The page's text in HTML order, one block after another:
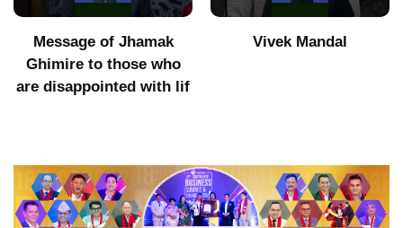
Message of Jhamak
Ghimire to those who
are disappointed with lif
Vivek Mandal